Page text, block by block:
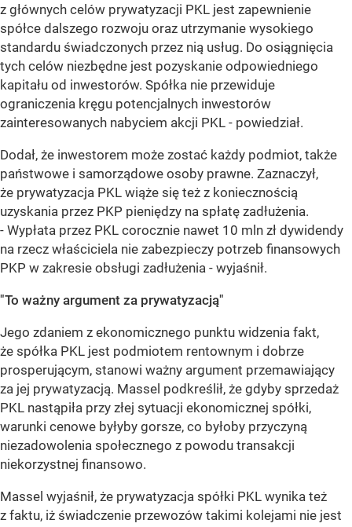
z głównych celów prywatyzacji PKL jest zapewnienie
spółce dalszego rozwoju oraz utrzymanie wysokiego
standardu świadczonych przez nią usług. Do osiągnięcia
tych celów niezbędne jest pozyskanie odpowiedniego
kapitału od inwestorów. Spółka nie przewiduje
ograniczenia kręgu potencjalnych inwestorów
zainteresowanych nabyciem akcji PKL - powiedział.
Dodał, że inwestorem może zostać każdy podmiot, także
państwowe i samorządowe osoby prawne. Zaznaczył,
że prywatyzacja PKL wiąże się też z koniecznością
uzyskania przez PKP pieniędzy na spłatę zadłużenia.
- Wypłata przez PKL corocznie nawet 10 mln zł dywidendy
na rzecz właściciela nie zabezpieczy potrzeb finansowych
PKP w zakresie obsługi zadłużenia - wyjaśnił.
"To ważny argument za prywatyzacją"
Jego zdaniem z ekonomicznego punktu widzenia fakt,
że spółka PKL jest podmiotem rentownym i dobrze
prosperującym, stanowi ważny argument przemawiający
za jej prywatyzacją. Massel podkreślił, że gdyby sprzedaż
PKL nastąpiła przy złej sytuacji ekonomicznej spółki,
warunki cenowe byłyby gorsze, co byłoby przyczyną
niezadowolenia społecznego z powodu transakcji
niekorzystnej finansowo.
Massel wyjaśnił, że prywatyzacja spółki PKL wynika też
z faktu, iż świadczenie przewozów takimi kolejami nie jest